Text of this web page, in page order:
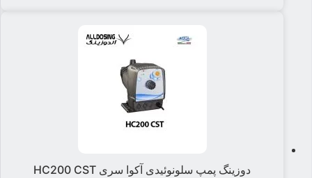
دوزینگ پمپ سلونوئیدی آکوا سری HC200 CST